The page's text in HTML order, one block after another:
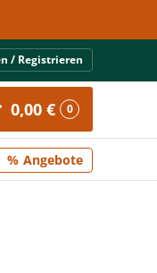
/ Registrieren
0,00 € 0
Angebote